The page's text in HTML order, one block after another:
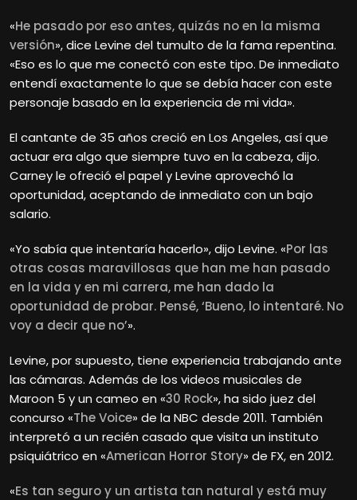
«He pasado por eso antes, quizás no en la misma
versión», dice Levine del tumulto de la fama repentina.
«Eso es lo que me conectó con este tipo. De inmediato
entendí exactamente lo que se debía hacer con este
personaje basado en la experiencia de mi vida».
El cantante de 35 años creció en Los Angeles, así que
actuar era algo que siempre tuvo en la cabeza, dijo.
Carney le ofreció el papel y Levine aprovechó la
oportunidad, aceptando de inmediato con un bajo
salario.
«Yo sabía que intentaría hacerlo», dijo Levine. «Por las
otras cosas maravillosas que han me han pasado
en la vida y en mi carrera, me han dado la
oportunidad de probar. Pensé, ‘Bueno, lo intentaré. No
voy a decir que no’».
Levine, por supuesto, tiene experiencia trabajando ante
las cámaras. Además de los videos musicales de
Maroon 5 y un cameo en «30 Rock», ha sido juez del
concurso «The Voice» de la NBC desde 2011. También
interpretó a un recién casado que visita un instituto
psiquiátrico en «American Horror Story» de FX, en 2012.
«Es tan seguro y un artista tan natural y está muy